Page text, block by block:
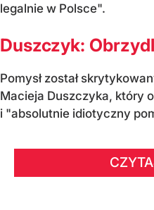
legalnie w Polsce".
Duszczyk:
Pomysł został
Macieja Duszczyka, który
i "absolutnie idiotyczny